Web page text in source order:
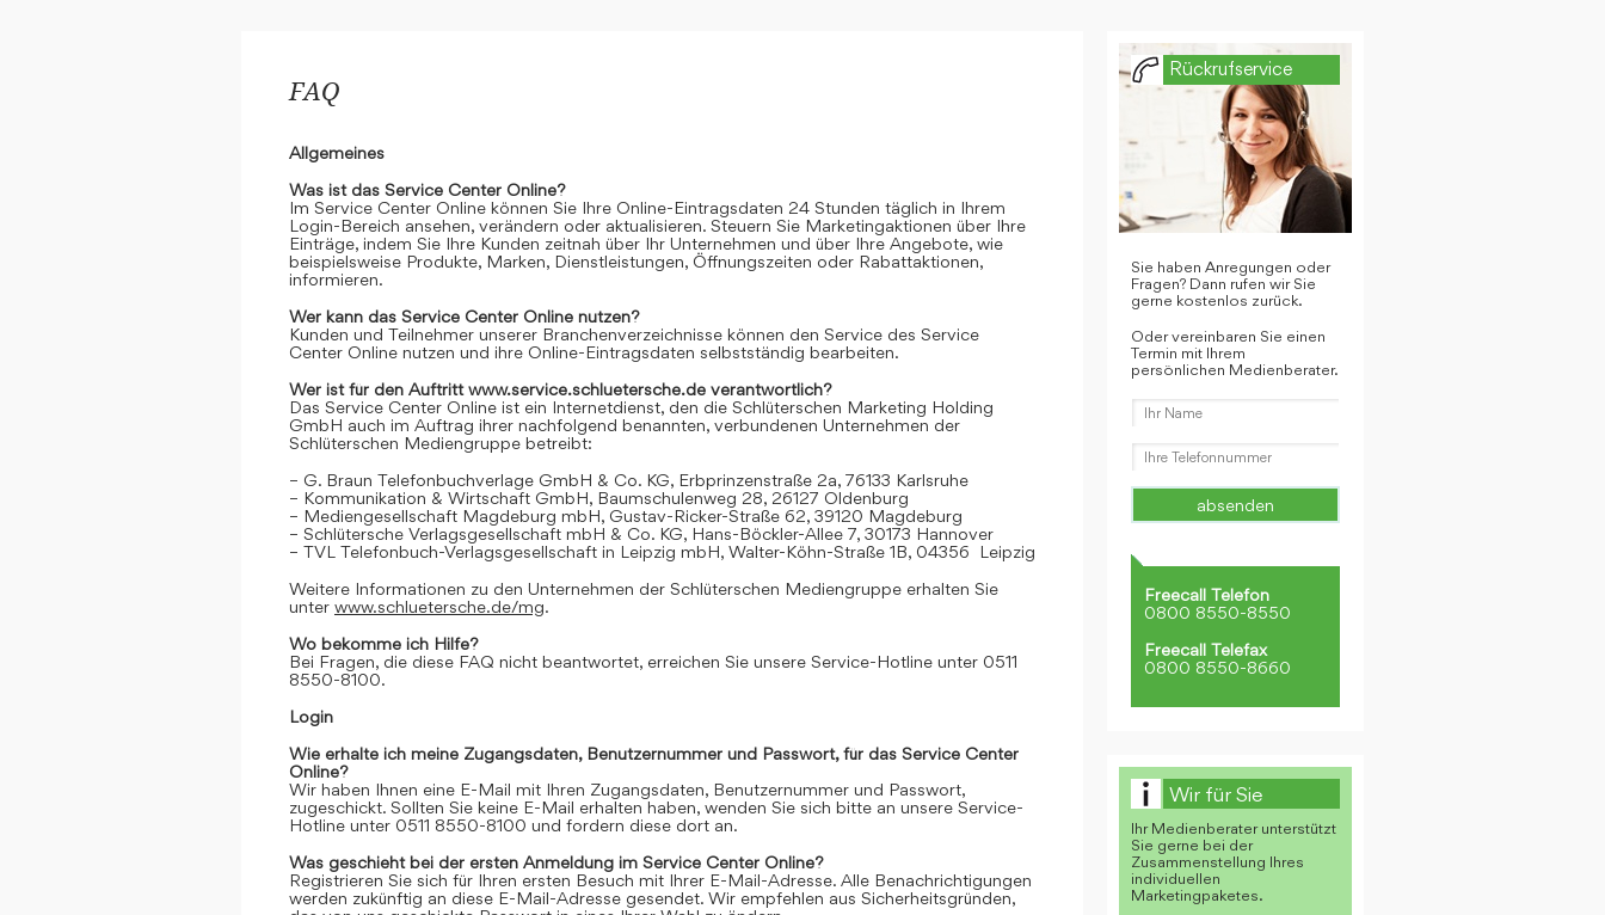
FAQ
Allgemeines
Was ist das Service Center Online?
Im Service Center Online können Sie Ihre Online-Eintragsdaten 24 Stunden täglich in Ihrem
Login-Bereich ansehen, verändern oder aktualisieren. Steuern Sie Marketingaktionen über Ihre
Einträge, indem Sie Ihre Kunden zeitnah über Ihr Unternehmen und über Ihre Angebote, wie
beispielsweise Produkte, Marken, Dienstleistungen, Öffnungszeiten oder Rabattaktionen,
informieren.
Wer kann das Service Center Online nutzen?
Kunden und Teilnehmer unserer Branchenverzeichnisse können den Service des Service
Center Online nutzen und ihre Online-Eintragsdaten selbstständig bearbeiten.
Wer ist für den Auftritt www.service.schluetersche.de verantwortlich?
Das Service Center Online ist ein Internetdienst, den die Schlüterschen Marketing Holding
GmbH auch im Auftrag ihrer nachfolgend benannten, verbundenen Unternehmen der
Schlüterschen Mediengruppe betreibt:
– G. Braun Telefonbuchverlage GmbH & Co. KG, Erbprinzenstraße 2a, 76133 Karlsruhe
– Kommunikation & Wirtschaft GmbH, Baumschulenweg 28, 26127 Oldenburg
– Mediengesellschaft Magdeburg mbH, Gustav-Ricker-Straße 62, 39120 Magdeburg
– Schlütersche Verlagsgesellschaft mbH & Co. KG, Hans-Böckler-Allee 7, 30173 Hannover
– TVL Telefonbuch-Verlagsgesellschaft in Leipzig mbH, Walter-Köhn-Straße 1B, 04356 Leipzig
Weitere Informationen zu den Unternehmen der Schlüterschen Mediengruppe erhalten Sie
unter www.schluetersche.de/mg.
Wo bekomme ich Hilfe?
Bei Fragen, die diese FAQ nicht beantwortet, erreichen Sie unsere Service-Hotline unter 0511
8550-8100.
Login
Wie erhalte ich meine Zugangsdaten, Benutzernummer und Passwort, für das Service Center
Online?
Wir haben Ihnen eine E-Mail mit Ihren Zugangsdaten, Benutzernummer und Passwort,
zugeschickt. Sollten Sie keine E-Mail erhalten haben, wenden Sie sich bitte an unsere Service-
Hotline unter 0511 8550-8100 und fordern diese dort an.
Was geschieht bei der ersten Anmeldung im Service Center Online?
Registrieren Sie sich für Ihren ersten Besuch mit Ihrer E-Mail-Adresse. Alle Benachrichtigungen
werden zukünftig an diese E-Mail-Adresse gesendet. Wir empfehlen aus Sicherheitsgründen,
Rückrufservice
Sie haben Anregungen oder
Fragen? Dann rufen wir Sie
gerne kostenlos zurück.
Oder vereinbaren Sie einen
Termin mit Ihrem
persönlichen Medienberater.
Freecall Telefon
0800 8550-8550
Freecall Telefax
0800 8550-8660
Wir für Sie
Ihr Medienberater unterstützt
Sie gerne bei der
Zusammenstellung Ihres
individuellen
Marketingpaketes.